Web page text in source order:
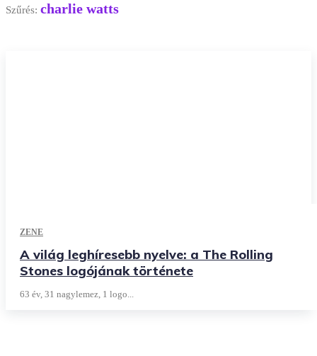
Szűrés: charlie watts
ZENE
A világ leghíresebb nyelve: a The Rolling
Stones logójának története
63 év, 31 nagylemez, 1 logo...